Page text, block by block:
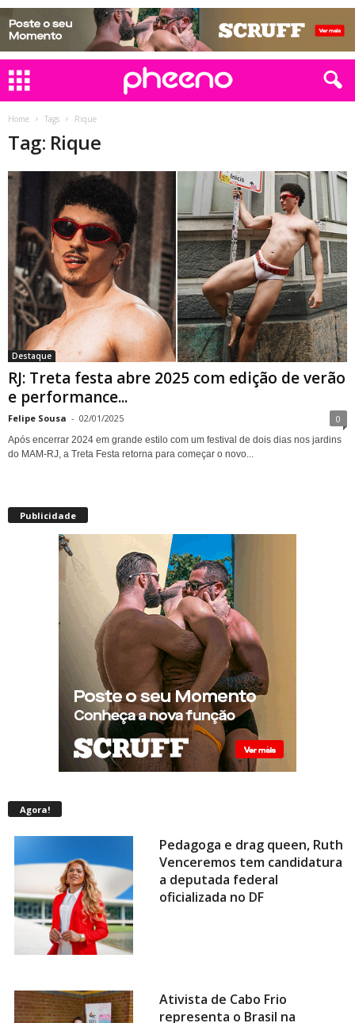
Home Tags Rique
Tag: Rique
Destaque
RJ: Treta festa abre 2025 com edição de verão
e performance...
Felipe Sousa - 02/01/2025 0
Após encerrar 2024 em grande estilo com um festival de dois dias nos jardins
do MAM-RJ, a Treta Festa retorna para começar o novo...
Publicidade
Agora!
Pedagoga e drag queen, Ruth
Venceremos tem candidatura
a deputada federal
oficializada no DF
Ativista de Cabo Frio
representa o Brasil na